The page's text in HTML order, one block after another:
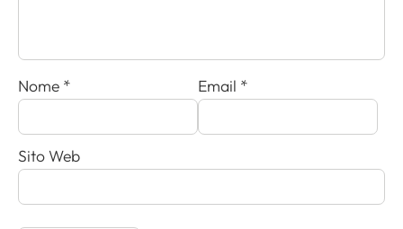
Nome * Email *
Sito Web